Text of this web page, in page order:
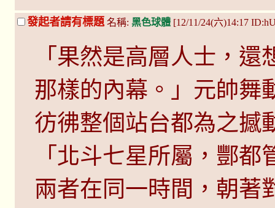
發起者請有標題 名稱: 黑色球體 [12/11/24(六)14:17
「果然是高層人士，
那樣的內幕。」元帥舞
彷彿整個站台都為之撼
「北斗七星所屬，酆
兩者在同一時間，朝著